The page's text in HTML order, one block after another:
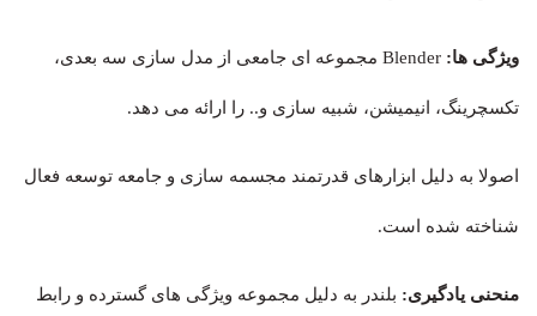
ویژگی ها: Blender مجموعه ای جامعی از مدل سازی سه بعدی،
تکسچرینگ، انیمیشن، شبیه سازی و.. را ارائه می دهد.
اصولا به دلیل ابزارهای قدرتمند مجسمه سازی و جامعه توسعه فعال
شناخته شده است.
منحنی یادگیری: بلندر به دلیل مجموعه ویژگی های گسترده و رابط